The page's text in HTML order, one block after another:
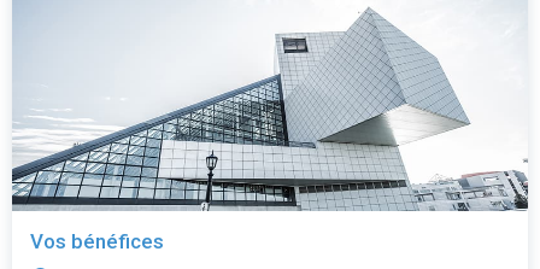
Vos bénéfices